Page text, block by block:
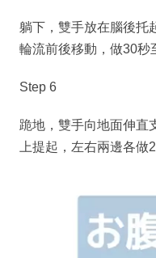
躺下，雙手放在腦後托
輪流前後移動，做30秒
Step 6
跪地，雙手向地面伸直
上提起，左右兩邊各做